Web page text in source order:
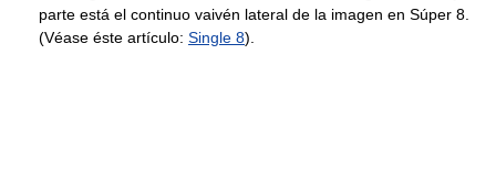
parte está el continuo vaivén lateral de la imagen en Súper 8.
(Véase éste artículo: Single 8).